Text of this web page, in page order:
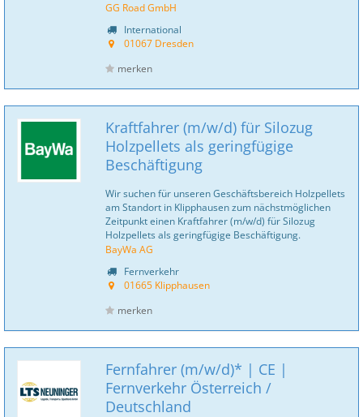
GG Road GmbH
International
01067 Dresden
merken
Kraftfahrer (m/w/d) für Silozug
Holzpellets als geringfügige
Beschäftigung
Wir suchen für unseren Geschäftsbereich Holzpellets
am Standort in Klipphausen zum nächstmöglichen
Zeitpunkt einen Kraftfahrer (m/w/d) für Silozug
Holzpellets als geringfügige Beschäftigung.
BayWa AG
Fernverkehr
01665 Klipphausen
merken
Fernfahrer (m/w/d)* | CE |
Fernverkehr Österreich /
Deutschland